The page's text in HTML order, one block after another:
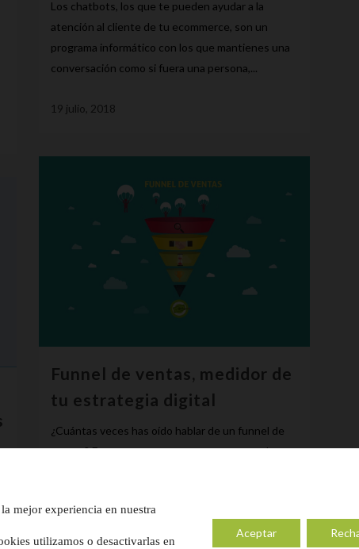
Los chatbots, los que te pueden ayudar a la
atención al cliente de tu ecommerce, son un
programa informático con los que mantienes una
conversación como si fuera una persona,...
19 julio, 2018
Funnel de ventas, medidor de
tu estrategia digital
¿Cuántas veces has oído hablar de un funnel de
ventas? Estamos seguros que te suena y sabes
mejor experiencia en nuestra
utilizamos o desactivarlas en
Aceptar